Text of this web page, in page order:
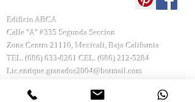
Edificio ABCA
Calle "A" #335 Segunda Seccion
Zona Centro 21110, Mexicali, Baja California
TEL.(686) 633-8261 CEL.(686) 212-5284
Lic.enrique.granados2004@hotmail.com